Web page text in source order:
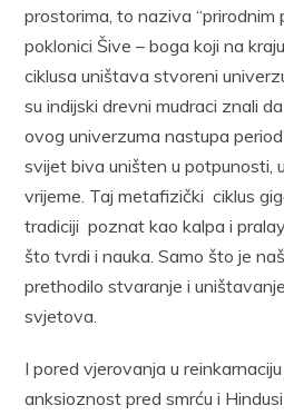
prostorima, to naziva “prirodnim
poklonici Šive – boga koji na
ciklusa uništava stvoreni
su indijski drevni mudraci znali
ovog univerzuma nastupa
svijet biva uništen u potpunosti,
vrijeme. Taj metafizički ciklus
tradiciji poznat kao kalpa i
što tvrdi i nauka. Samo što je
prethodilo stvaranje i
svjetova.
I pored vjerovanja u
anksioznost pred smrću i